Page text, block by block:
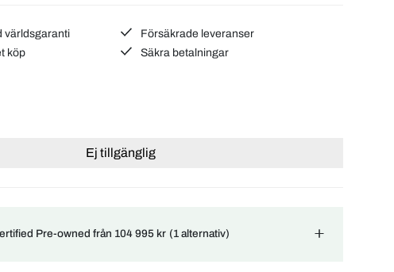
världsgaranti
Försäkrade leveranser
köp
Säkra betalningar
Ej tillgänglig
Pre-owned från 104 995 kr (1 alternativ)